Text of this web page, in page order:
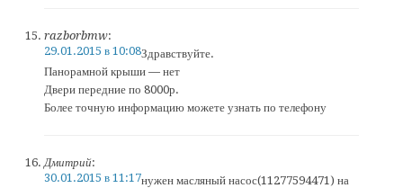
razborbmw:
29.01.2015 в 10:08Здравствуйте.
Панорамной крыши — нет
Двери передние по 8000р.
Более точную информацию можете узнать по телефону
Дмитрий:
30.01.2015 в 11:17нужен масляный насос(11277594471) на